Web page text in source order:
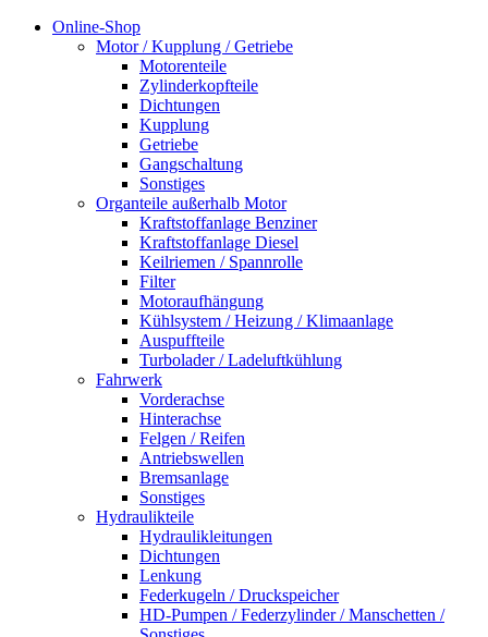
Online-Shop
Motor / Kupplung / Getriebe
Motorenteile
Zylinderkopfteile
Dichtungen
Kupplung
Getriebe
Gangschaltung
Sonstiges
Organteile außerhalb Motor
Kraftstoffanlage Benziner
Kraftstoffanlage Diesel
Keilriemen / Spannrolle
Filter
Motoraufhängung
Kühlsystem / Heizung / Klimaanlage
Auspuffteile
Turbolader / Ladeluftkühlung
Fahrwerk
Vorderachse
Hinterachse
Felgen / Reifen
Antriebswellen
Bremsanlage
Sonstiges
Hydraulikteile
Hydraulikleitungen
Dichtungen
Lenkung
Federkugeln / Druckspeicher
HD-Pumpen / Federzylinder / Manschetten /